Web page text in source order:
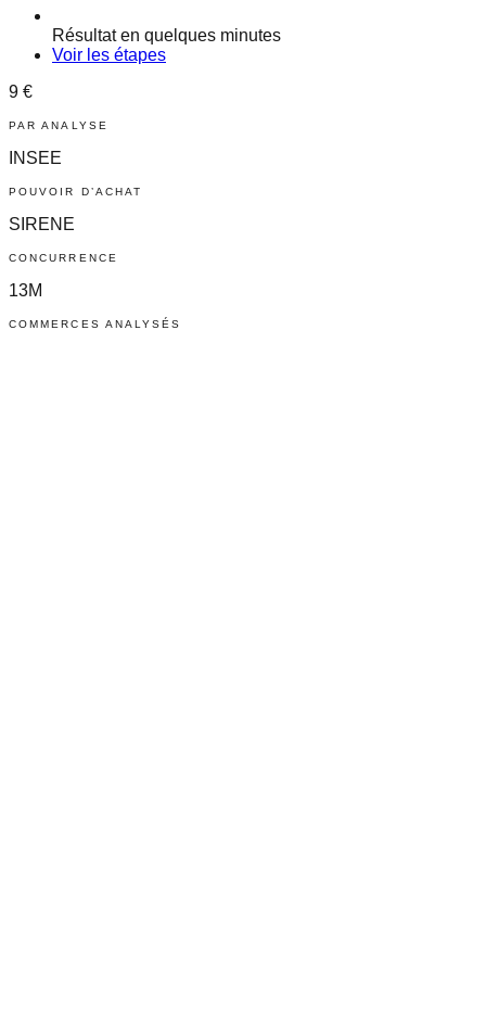
Résultat en quelques minutes
Voir les étapes
9 €
PAR ANALYSE
INSEE
POUVOIR D’ACHAT
SIRENE
CONCURRENCE
13M
COMMERCES ANALYSÉS